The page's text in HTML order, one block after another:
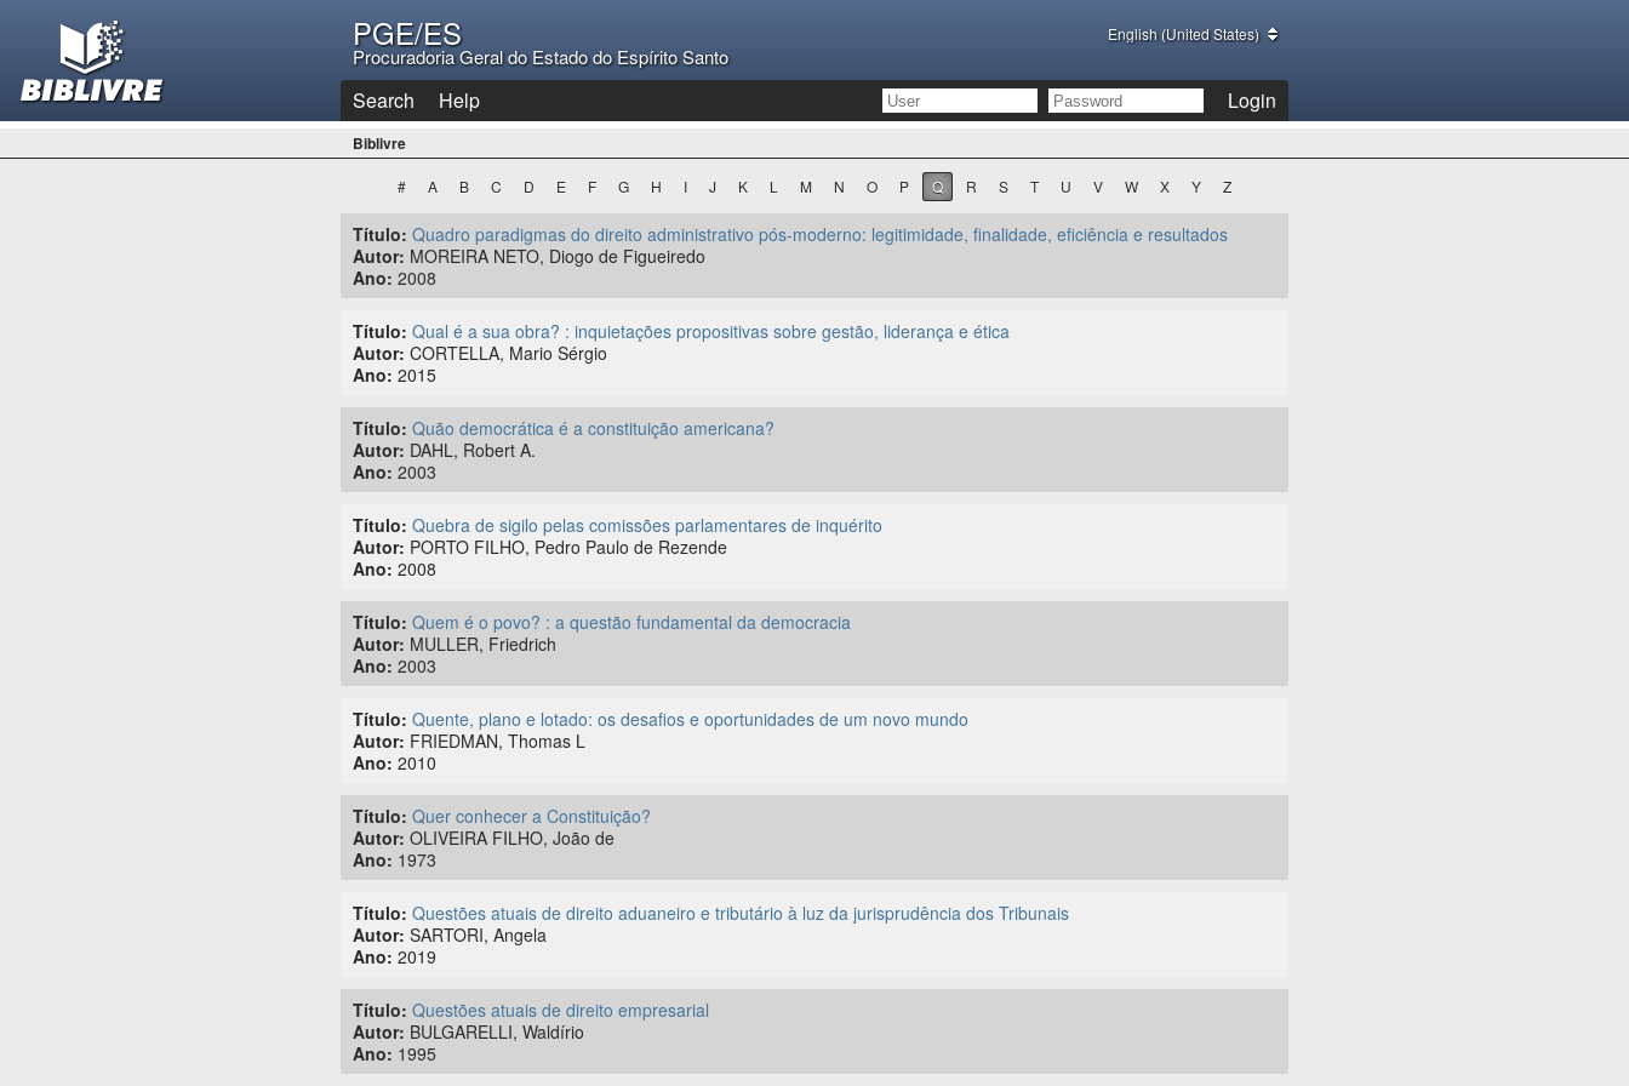
PGE/ES
Procuradoria Geral do Estado do Espírito Santo
English (United States)
Search Help Login
Biblivre
# A B C D E F G H I J K L M N O P Q R S T U V W X Y Z
Título: Quadro paradigmas do direito administrativo pós-moderno: legitimidade, finalidade, eficiência e resultados
Autor: MOREIRA NETO, Diogo de Figueiredo
Ano: 2008
Título: Qual é a sua obra? : inquietações propositivas sobre gestão, liderança e ética
Autor: CORTELLA, Mario Sérgio
Ano: 2015
Título: Quão democrática é a constituição americana?
Autor: DAHL, Robert A.
Ano: 2003
Título: Quebra de sigilo pelas comissões parlamentares de inquérito
Autor: PORTO FILHO, Pedro Paulo de Rezende
Ano: 2008
Título: Quem é o povo? : a questão fundamental da democracia
Autor: MULLER, Friedrich
Ano: 2003
Título: Quente, plano e lotado: os desafios e oportunidades de um novo mundo
Autor: FRIEDMAN, Thomas L
Ano: 2010
Título: Quer conhecer a Constituição?
Autor: OLIVEIRA FILHO, João de
Ano: 1973
Título: Questões atuais de direito aduaneiro e tributário à luz da jurisprudência dos Tribunais
Autor: SARTORI, Angela
Ano: 2019
Título: Questões atuais de direito empresarial
Autor: BULGARELLI, Waldírio
Ano: 1995